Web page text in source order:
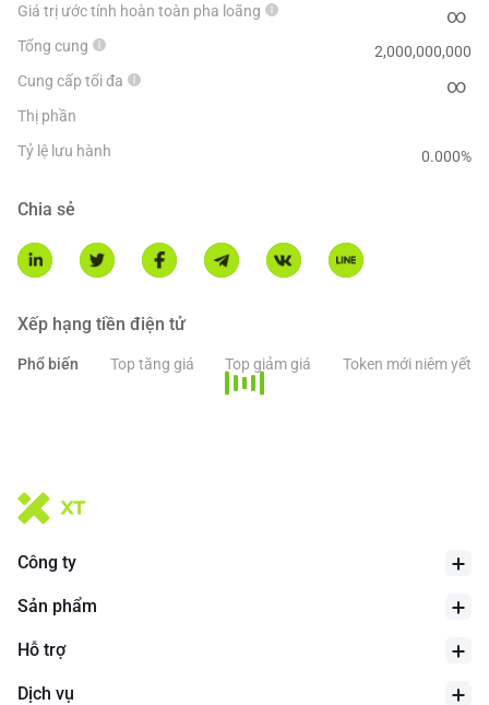
Giá trị ước tính hoàn toàn pha loãng
∞
Tổng cung
2,000,000,000
Cung cấp tối đa
∞
Thị phần
Tỷ lệ lưu hành
0.000%
Chia sẻ
Xếp hạng tiền điện tử
Phổ biến Top tăng giá Top giảm giá Token mới niêm yết
Công ty
Sản phẩm
Hỗ trợ
Dịch vụ